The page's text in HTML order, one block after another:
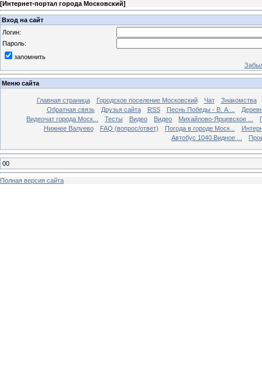
[Интернет-портал города Московский]
Вход на сайт
Логин:
Пароль:
запомнить
Меню сайта
Главная страница Городское поселение Московский Чат
Знакомства
Обратная связь
Друзья сайта RSS Песнь Победы - В. А....
Видеочат города Моск...
Тесты Видео Видео Михайлово-Ярцевское ...
Нижнее Валуево
FAQ (вопрос/ответ) Погода в городе Моск...
Автобус 1040 Видное ...
00
Полная версия сайта